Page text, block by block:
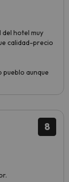
del hotel muy
calidad-precio
pueblo aunque
8